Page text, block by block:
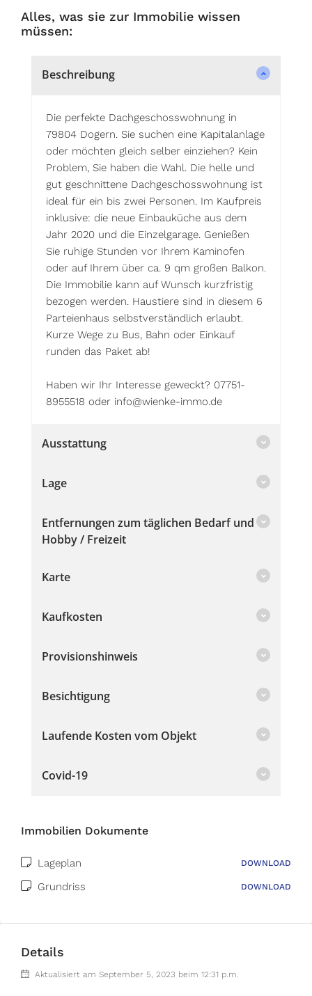
Alles, was sie zur Immobilie wissen
müssen:
Beschreibung
Die perfekte Dachgeschosswohnung in
79804 Dogern. Sie suchen eine Kapitalanlage
oder möchten gleich selber einziehen? Kein
Problem, Sie haben die Wahl. Die helle und
gut geschnittene Dachgeschosswohnung ist
ideal für ein bis zwei Personen. Im Kaufpreis
inklusive: die neue Einbauküche aus dem
Jahr 2020 und die Einzelgarage. Genießen
Sie ruhige Stunden vor Ihrem Kaminofen
oder auf Ihrem über ca. 9 qm großen Balkon.
Die Immobilie kann auf Wunsch kurzfristig
bezogen werden. Haustiere sind in diesem 6
Parteienhaus selbstverständlich erlaubt.
Kurze Wege zu Bus, Bahn oder Einkauf
runden das Paket ab!
Haben wir Ihr Interesse geweckt? 07751-
8955518 oder info@wienke-immo.de
Ausstattung
Lage
Entfernungen zum täglichen Bedarf und
Hobby / Freizeit
Karte
Kaufkosten
Provisionshinweis
Besichtigung
Laufende Kosten vom Objekt
Covid-19
Immobilien Dokumente
Lageplan DOWNLOAD
Grundriss DOWNLOAD
Details
Aktualisiert am September 5, 2023 beim 12:31 p.m.